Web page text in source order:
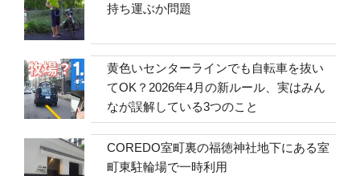
持ち運ぶか問題
黄色いセンターラインでも自転車を抜い
てOK？2026年4月の新ルール、実はみん
なが誤解している3つのこと
COREDO室町裏の福徳神社地下にある室
町東駐輪場で一時利用